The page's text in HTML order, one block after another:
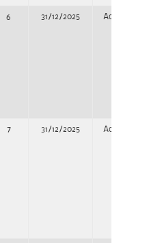
6 31/12/2025 Adjudicación
7 31/12/2025 Adjudicación